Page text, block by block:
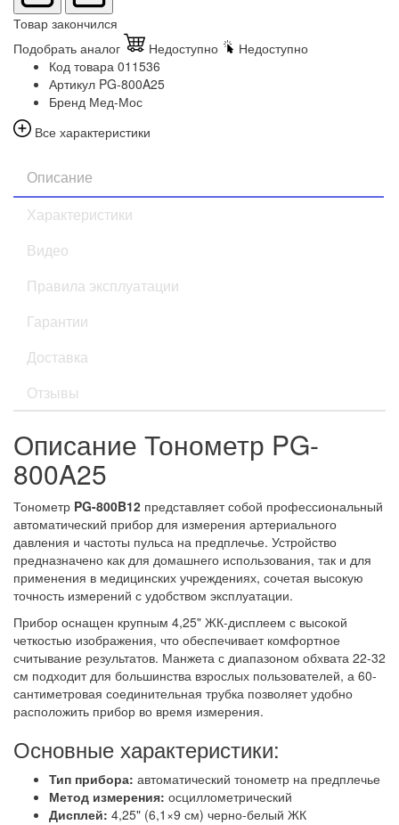
Товар закончился
Подобрать аналог
Недоступно
Недоступно
Код товара 011536
Артикул PG-800A25
Бренд Мед-Мос
Все характеристики
Описание
Характеристики
Видео
Правила эксплуатации
Гарантии
Доставка
Отзывы
Описание Тонометр PG-
800A25
Тонометр PG-800B12 представляет собой профессиональный
автоматический прибор для измерения артериального
давления и частоты пульса на предплечье. Устройство
предназначено как для домашнего использования, так и для
применения в медицинских учреждениях, сочетая высокую
точность измерений с удобством эксплуатации.
Прибор оснащен крупным 4,25" ЖК-дисплеем с высокой
четкостью изображения, что обеспечивает комфортное
считывание результатов. Манжета с диапазоном обхвата 22-32
см подходит для большинства взрослых пользователей, а 60-
сантиметровая соединительная трубка позволяет удобно
расположить прибор во время измерения.
Основные характеристики:
Тип прибора: автоматический тонометр на предплечье
Метод измерения: осциллометрический
Дисплей: 4,25" (6,1×9 см) черно-белый ЖК